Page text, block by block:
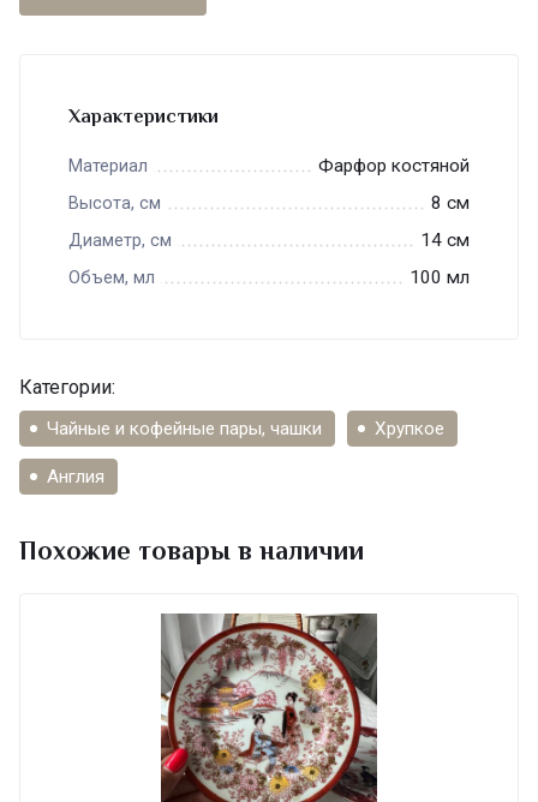
Характеристики
Материал Фарфор костяной
Высота, см 8 см
Диаметр, см 14 см
Объем, мл 100 мл
Категории:
Чайные и кофейные пары, чашки Хрупкое
Англия
Похожие товары в наличии